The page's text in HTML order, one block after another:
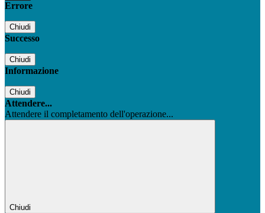
Errore
Chiudi
Successo
Chiudi
Informazione
Chiudi
Attendere...
Attendere il completamento dell'operazione...
Chiudi